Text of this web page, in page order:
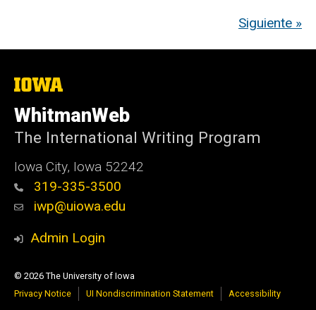
Siguiente »
The
of
Iowa
WhitmanWeb
The International Writing Program
Iowa City, Iowa 52242
319-335-3500
iwp@uiowa.edu
Admin Login
© 2026 The University of Iowa
Privacy Notice
UI Nondiscrimination Statement Accessibility